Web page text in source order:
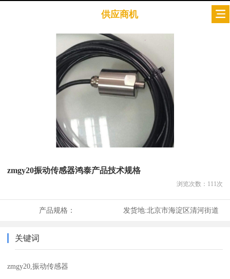
供应商机
zmgy20振动传感器鸿泰产品技术规格
浏览次数： 111 次
产品规格： 发货地:北京市海淀区清河街道
关键词
zmgy20,振动传感器